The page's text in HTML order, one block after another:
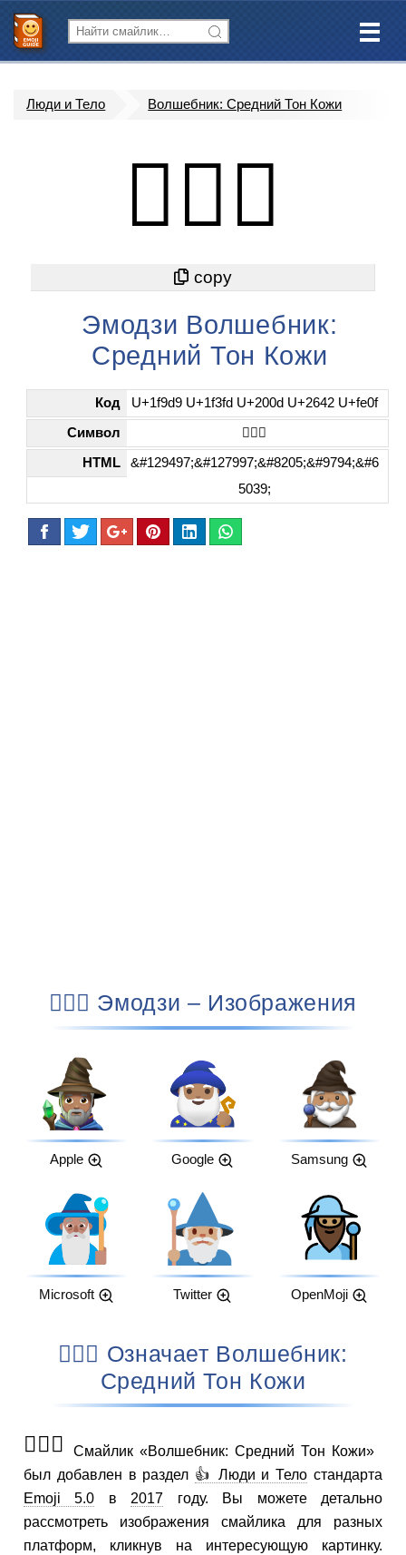
Люди и Тело Волшебник: Средний Тон Кожи
🧙🏽‍♂️
Эмодзи Волшебник:
Средний Тон Кожи
Код U+1f9d9 U+1f3fd U+200d U+2642 U+fe0f
Символ 🧙🏽‍♂️
HTML
&#129497;&#127997;&#8205;&#9794;&#6
5039;
🧙🏽‍♂️ Эмодзи – Изображения
Apple Google Samsung
Microsoft Twitter OpenMoji
🧙🏽‍♂️ Означает Волшебник:
Средний Тон Кожи
🧙🏽‍♂️
Смайлик «Волшебник: Средний Тон Кожи»
был добавлен в раздел 👍 Люди и Тело стандарта
Emoji 5.0 в 2017 году. Вы можете детально
рассмотреть изображения смайлика для разных
платформ, кликнув на интересующую картинку.